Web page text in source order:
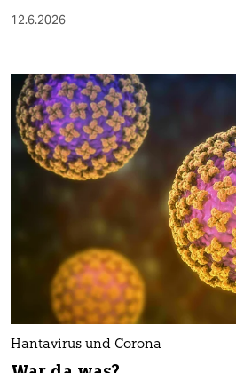
12.6.2026
Hantavirus und Corona